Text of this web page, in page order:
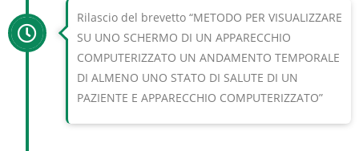
Rilascio del brevetto “METODO PER VISUALIZZARE
SU UNO SCHERMO DI UN APPARECCHIO
COMPUTERIZZATO UN ANDAMENTO TEMPORALE
DI ALMENO UNO STATO DI SALUTE DI UN
PAZIENTE E APPARECCHIO COMPUTERIZZATO”